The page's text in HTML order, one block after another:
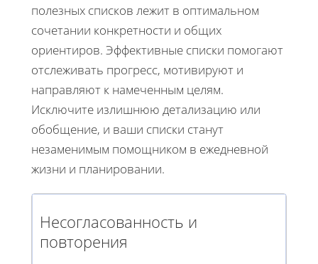
полезных списков лежит в оптимальном
сочетании конкретности и общих
ориентиров. Эффективные списки помогают
отслеживать прогресс, мотивируют и
направляют к намеченным целям.
Исключите излишнюю детализацию или
обобщение, и ваши списки станут
незаменимым помощником в ежедневной
жизни и планировании.
Несогласованность и
повторения